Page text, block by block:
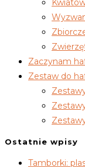
Zaczynam
Zestaw do
Ostatnie wpisy
Tamborki: